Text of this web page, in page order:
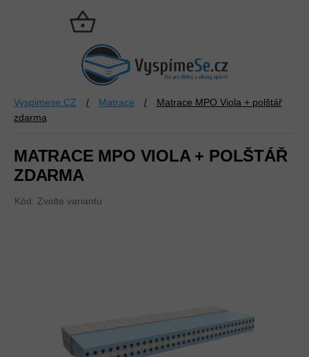
NÁKUPNÍ
KOŠÍK
Vyspimese.CZ / Matrace /
Matrace MPO Viola + polštář
zdarma
MATRACE MPO VIOLA + POLŠTÁŘ
ZDARMA
Kód: Zvolte variantu